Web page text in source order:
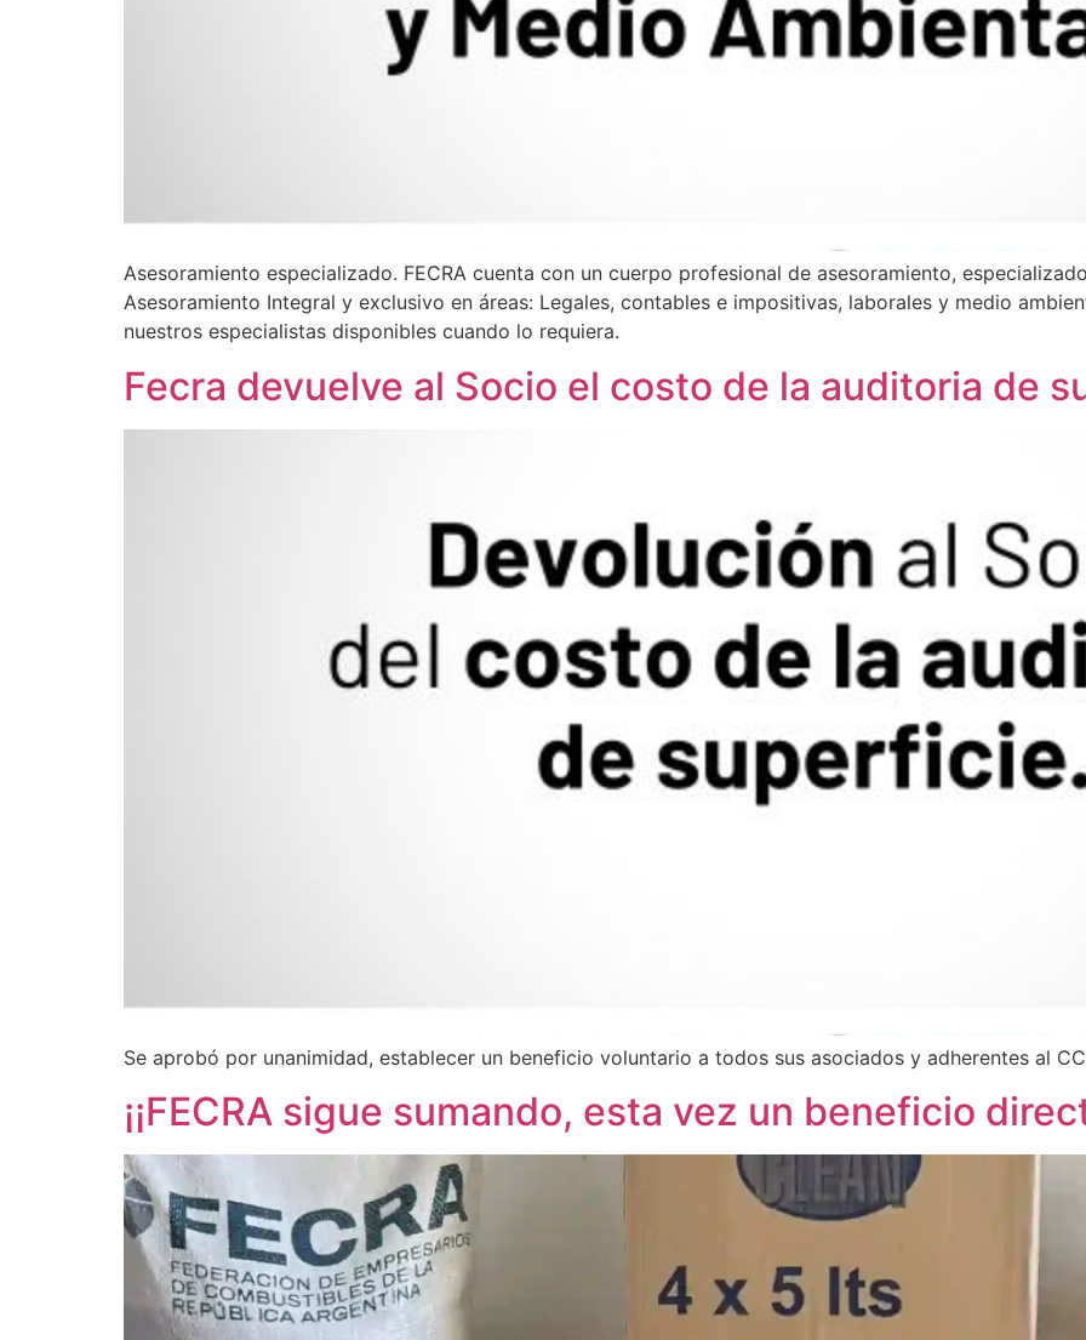
Asesoramiento especializado. FECRA cuenta con un cuerpo profesional de asesoramiento,
Asesoramiento Integral y exclusivo en áreas: Legales, contables e impositivas, laborales y medio
nuestros especialistas disponibles cuando lo requiera.
Fecra devuelve al Socio el costo de la auditoria de
Se aprobó por unanimidad, establecer un beneficio voluntario a todos sus asociados y adherentes al
¡¡FECRA sigue sumando, esta vez un beneficio